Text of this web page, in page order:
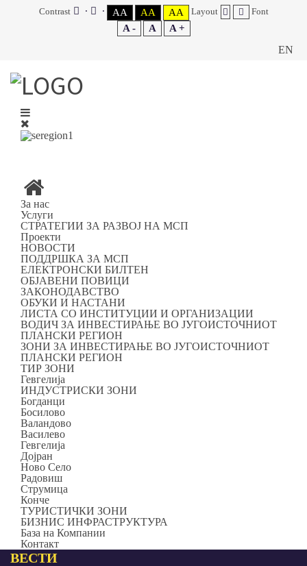
Contrast AA AA AA Layout Font
A - A A +
EN
За нас
Услуги
СТРАТЕГИИ ЗА РАЗВОЈ НА МСП
Проекти
НОВОСТИ
ПОДДРШКА ЗА МСП
ЕЛЕКТРОНСКИ БИЛТЕН
ОБЈАВЕНИ ПОВИЦИ
ЗАКОНОДАВСТВО
ОБУКИ И НАСТАНИ
ЛИСТА СО ИНСТИТУЦИИ И ОРГАНИЗАЦИИ
ВОДИЧ ЗА ИНВЕСТИРАЊЕ ВО ЈУГОИСТОЧНИОТ
ПЛАНСКИ РЕГИОН
ЗОНИ ЗА ИНВЕСТИРАЊЕ ВО ЈУГОИСТОЧНИОТ
ПЛАНСКИ РЕГИОН
ТИР ЗОНИ
Гевгелија
ИНДУСТРИСКИ ЗОНИ
Богданци
Босилово
Валандово
Василево
Гевгелија
Дојран
Ново Село
Радовиш
Струмица
Конче
ТУРИСТИЧКИ ЗОНИ
БИЗНИС ИНФРАСТРУКТУРА
База на Компании
Контакт
ВЕСТИ